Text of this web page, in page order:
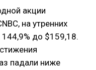
акции
на утренних
до $159,18.
падали ниже